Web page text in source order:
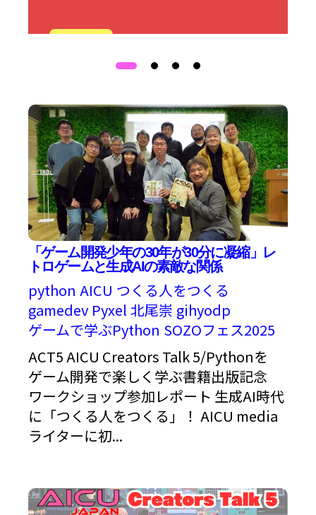
「ゲーム開発少年の30年が30分に凝縮」レ
トロゲームと生成AIの素敵な関係
python AICU つくる人をつくる
gamedev Pyxel 北尾崇 gihyodp
ゲームで学ぶPython SOZOフェス2025
ACT5 AICU Creators Talk 5/Pythonを
ゲーム開発で楽しく学ぶ書籍出版記念
ワークショップ参加レポート 生成AI時代
に「つくる人をつくる」！ AICU media
ライターに初...